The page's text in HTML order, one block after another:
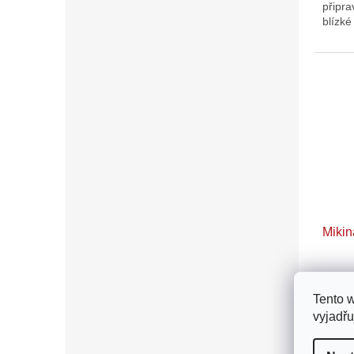
Tento
1